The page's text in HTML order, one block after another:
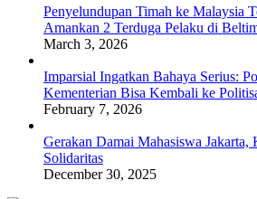
Penyelundupan Timah ke Malaysia
Amankan 2 Terduga Pelaku di
March 3, 2026
Imparsial Ingatkan Bahaya Serius:
Kementerian Bisa Kembali ke
February 7, 2026
Gerakan Damai Mahasiswa Jakarta,
Solidaritas
December 30, 2025